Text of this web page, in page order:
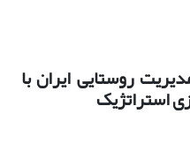
روستایی ایران با
استراتژیک